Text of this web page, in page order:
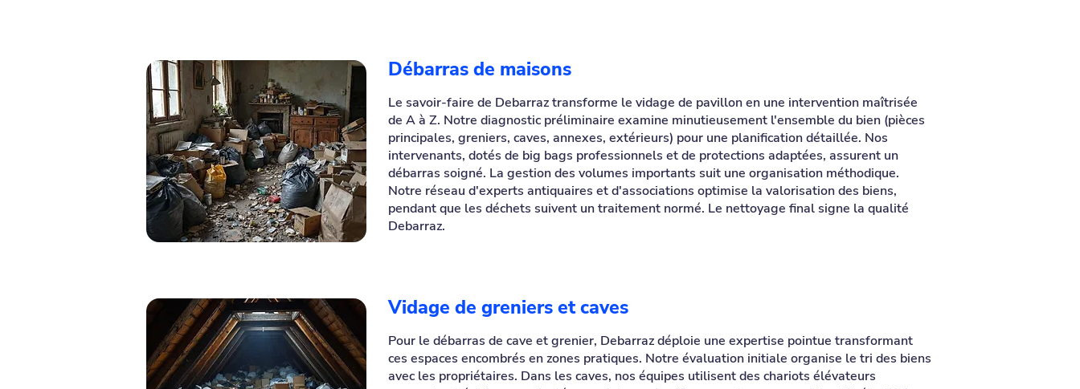
Débarras de maisons
Le savoir-faire de Debarraz transforme le vidage de pavillon en une intervention maîtrisée
de A à Z. Notre diagnostic préliminaire examine minutieusement l'ensemble du bien (pièces
principales, greniers, caves, annexes, extérieurs) pour une planification détaillée. Nos
intervenants, dotés de big bags professionnels et de protections adaptées, assurent un
débarras soigné. La gestion des volumes importants suit une organisation méthodique.
Notre réseau d'experts antiquaires et d'associations optimise la valorisation des biens,
pendant que les déchets suivent un traitement normé. Le nettoyage final signe la qualité
Debarraz.
Vidage de greniers et caves
Pour le débarras de cave et grenier, Debarraz déploie une expertise pointue transformant
ces espaces encombrés en zones pratiques. Notre évaluation initiale organise le tri des biens
avec les propriétaires. Dans les caves, nos équipes utilisent des chariots élévateurs